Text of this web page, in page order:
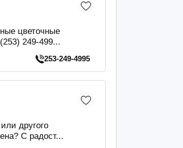
цветочные
249-499...
253-249-4995
другого
С радост...